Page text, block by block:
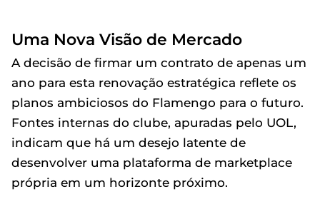
Uma Nova Visão de Mercado
A decisão de firmar um contrato de apenas um
ano para esta renovação estratégica reflete os
planos ambiciosos do Flamengo para o futuro.
Fontes internas do clube, apuradas pelo UOL,
indicam que há um desejo latente de
desenvolver uma plataforma de marketplace
própria em um horizonte próximo.